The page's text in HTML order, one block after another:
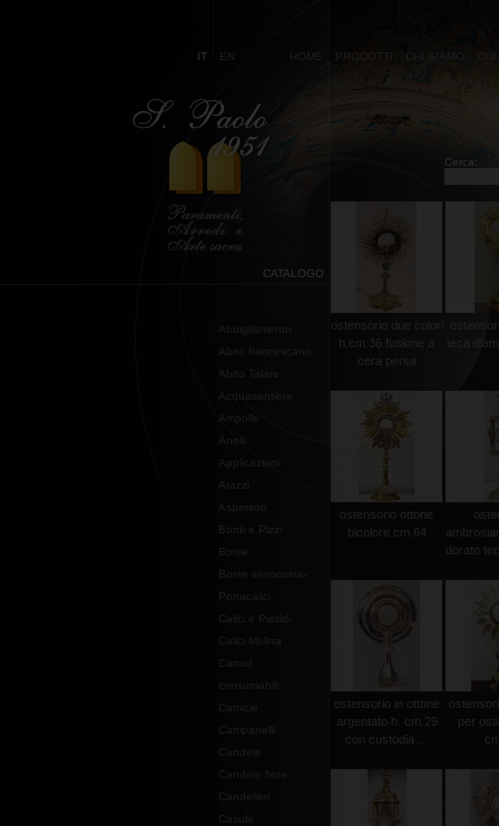
IT EN HOME PRODOTTI CHI SIAMO
Cerca:
CATALOGO
Abbigliamento
Abito francescano
Abito Talare
Acquasantiere
Ampolle
Anelli
Applicazioni
Arazzi
Aspersori
Bordi e Pizzi
Borse
Borse elemosina-
Portacalici
Calici e Pissidi
Calici Molina
Campanelli
Candele
Candele finte
Candelieri
Casule
ostensorio due colori
h.cm.36 fusione a
cera persa
teca
ostensorio ottone
bicolore cm.64
dorato
ostensorio in ottone
argentato h. cm.29
con custodia ...
per